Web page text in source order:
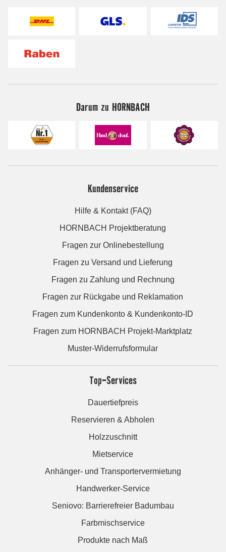
Darum zu HORNBACH
Kundenservice
Hilfe & Kontakt (FAQ)
HORNBACH Projektberatung
Fragen zur Onlinebestellung
Fragen zu Versand und Lieferung
Fragen zu Zahlung und Rechnung
Fragen zur Rückgabe und Reklamation
Fragen zum Kundenkonto & Kundenkonto-ID
Fragen zum HORNBACH Projekt-Marktplatz
Muster-Widerrufsformular
Top-Services
Dauertiefpreis
Reservieren & Abholen
Holzzuschnitt
Mietservice
Anhänger- und Transportervermietung
Handwerker-Service
Seniovo: Barrierefreier Badumbau
Farbmischservice
Produkte nach Maß